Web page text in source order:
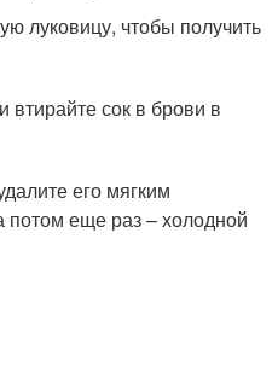
луковицу, чтобы получить
сок в брови в
его мягким
еще раз – холодной